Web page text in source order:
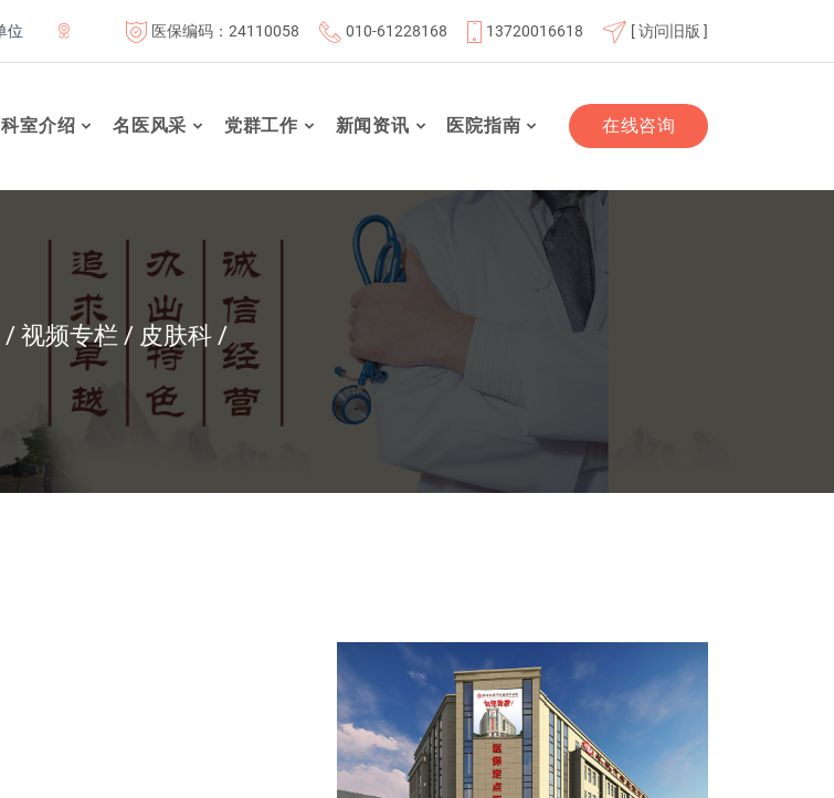
首都医科大学附属北京康复医院联体成员单位 北京航天总医院联体成员单位 北京市老年友善医疗机构
医保编码：24110058 010-61228168 13720016618 [ 访问旧版 ]
科室介绍 名医风采 党群工作 新闻资讯 医院指南 在线咨询
视频专栏 皮肤科